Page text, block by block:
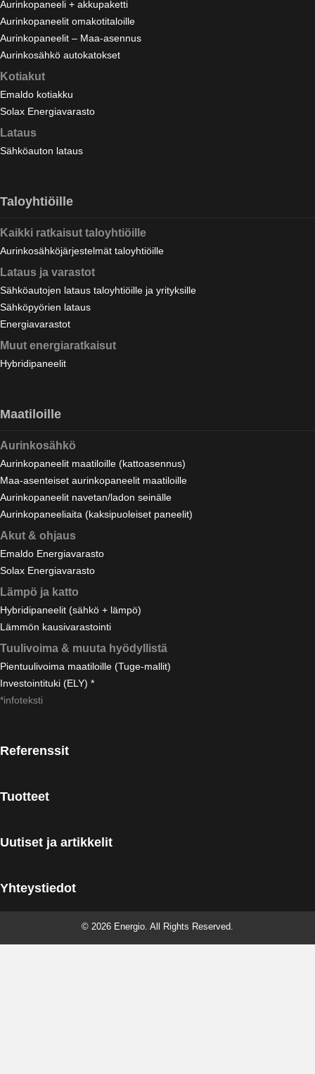
Aurinkopaneeli + akkupaketti
Aurinkopaneelit omakotitaloille
Aurinkopaneelit – Maa-asennus
Aurinkosähkö autokatokset
Kotiakut
Emaldo kotiakku
Solax Energiavarasto
Lataus
Sähköauton lataus
Taloyhtiöille
Kaikki ratkaisut taloyhtiöille
Aurinkosähköjärjestelmät taloyhtiöille
Lataus ja varastot
Sähköautojen lataus taloyhtiöille ja yrityksille
Sähköpyörien lataus
Energiavarastot
Muut energiaratkaisut
Hybridipaneelit
Maatiloille
Aurinkosähkö
Aurinkopaneelit maatiloille (kattoasennus)
Maa-asenteiset aurinkopaneelit maatiloille
Aurinkopaneelit navetan/ladon seinälle
Aurinkopaneeliaita (kaksipuoleiset paneelit)
Akut & ohjaus
Emaldo Energiavarasto
Solax Energiavarasto
Lämpö ja katto
Hybridipaneelit (sähkö + lämpö)
Lämmön kausivarastointi
Tuulivoima & muuta hyödyllistä
Pientuulivoima maatiloille (Tuge-mallit)
Investointituki (ELY) *
*infoteksti
Referenssit
Tuotteet
Uutiset ja artikkelit
Yhteystiedot
© 2026 Energio. All Rights Reserved.